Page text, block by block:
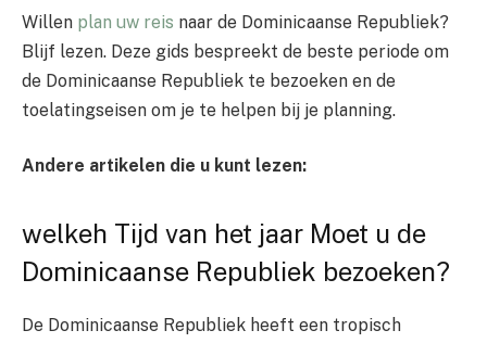
Willen plan uw reis naar de Dominicaanse Republiek?
Blijf lezen. Deze gids bespreekt de beste periode om
de Dominicaanse Republiek te bezoeken en de
toelatingseisen om je te helpen bij je planning.
Andere artikelen die u kunt lezen:
welkeh Tijd van het jaar Moet u de
Dominicaanse Republiek bezoeken?
De Dominicaanse Republiek heeft een tropisch